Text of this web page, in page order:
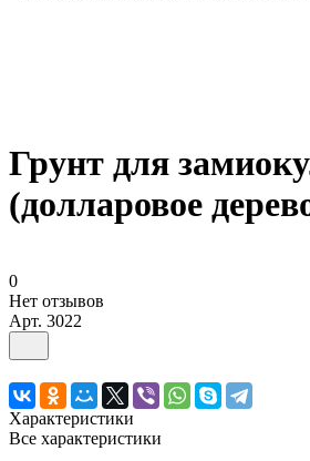
Грунт для
(долларовое
0
Нет отзывов
Арт. 3022
Характеристики
Все характеристики